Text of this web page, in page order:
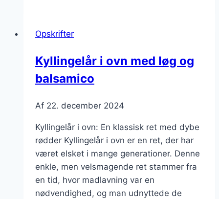
krydderi
Opskrifter
Kyllingelår i ovn med løg og
balsamico
Af 22. december 2024
Kyllingelår i ovn: En klassisk ret med dybe
rødder Kyllingelår i ovn er en ret, der har
været elsket i mange generationer. Denne
enkle, men velsmagende ret stammer fra
en tid, hvor madlavning var en
nødvendighed, og man udnyttede de